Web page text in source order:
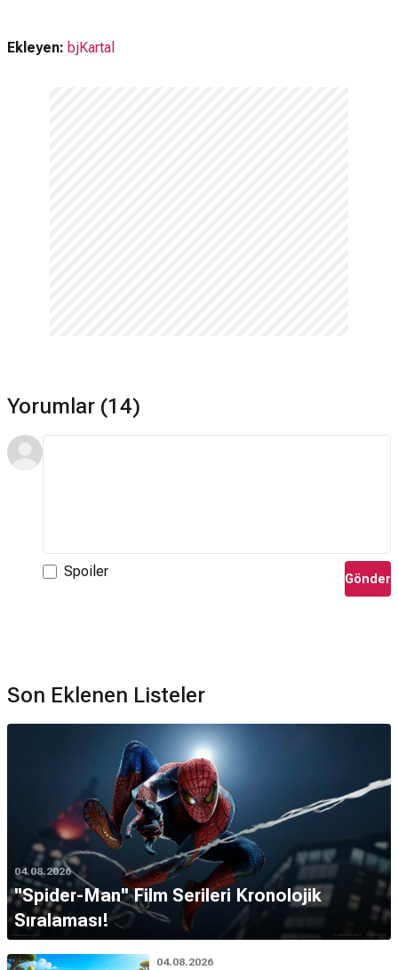
Ekleyen: bjKartal
Yorumlar (14)
Spoiler Gönder
Son Eklenen Listeler
04.08.2026
''Spider-Man'' Film Serileri Kronolojik
Sıralaması!
04.08.2026